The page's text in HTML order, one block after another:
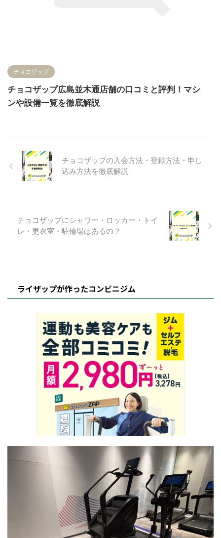
チョコザップ
チョコザップ広島並木通店舗の口コミと評判！マシ
ンや設備一覧を徹底解説
チョコザップの入会方法・登録方法・申し
込み方法を徹底解説
チョコザップにシャワー・ロッカー・トイ
レ・更衣室・駐輪場はあるの？
ライザップが作ったコンビニジム